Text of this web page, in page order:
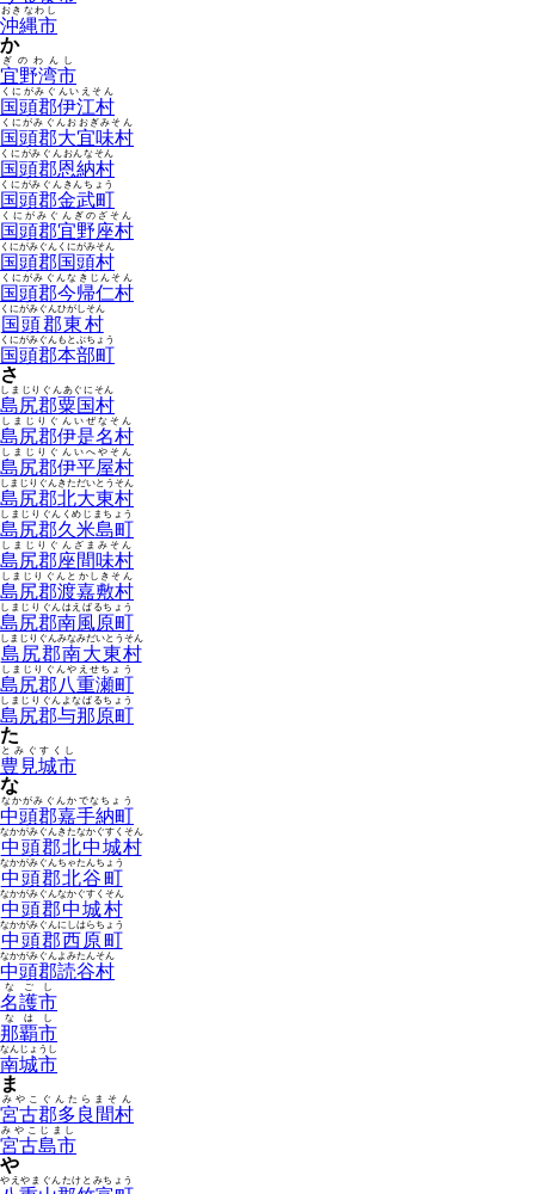
沖縄市
おきなわし
か
宜野湾市
ぎのわんし
国頭郡伊江村
くにがみぐんいえそん
国頭郡大宜味村
くにがみぐんおおぎみそん
国頭郡恩納村
くにがみぐんおんなそん
国頭郡金武町
くにがみぐんきんちょう
国頭郡宜野座村
くにがみぐんぎのざそん
国頭郡国頭村
くにがみぐんくにがみそん
国頭郡今帰仁村
くにがみぐんなきじんそん
国頭郡東村
くにがみぐんひがしそん
国頭郡本部町
くにがみぐんもとぶちょう
さ
島尻郡粟国村
しまじりぐんあぐにそん
島尻郡伊是名村
しまじりぐんいぜなそん
島尻郡伊平屋村
しまじりぐんいへやそん
島尻郡北大東村
しまじりぐんきただいとうそん
島尻郡久米島町
しまじりぐんくめじまちょう
島尻郡座間味村
しまじりぐんざまみそん
島尻郡渡嘉敷村
しまじりぐんとかしきそん
島尻郡南風原町
しまじりぐんはえばるちょう
島尻郡南大東村
しまじりぐんみなみだいとうそん
島尻郡八重瀬町
しまじりぐんやえせちょう
島尻郡与那原町
しまじりぐんよなばるちょう
た
豊見城市
とみぐすくし
な
中頭郡嘉手納町
なかがみぐんかでなちょう
中頭郡北中城村
なかがみぐんきたなかぐすくそん
中頭郡北谷町
なかがみぐんちゃたんちょう
中頭郡中城村
なかがみぐんなかぐすくそん
中頭郡西原町
なかがみぐんにしはらちょう
中頭郡読谷村
なかがみぐんよみたんそん
名護市
なごし
那覇市
なはし
南城市
なんじょうし
ま
宮古郡多良間村
みやこぐんたらまそん
宮古島市
みやこじまし
や
やえやまぐんたけとみちょう